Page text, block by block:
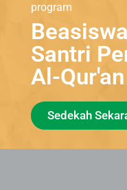
Kp. Cibiuk,
program
Santri
Al-Qur'an
Sedekah